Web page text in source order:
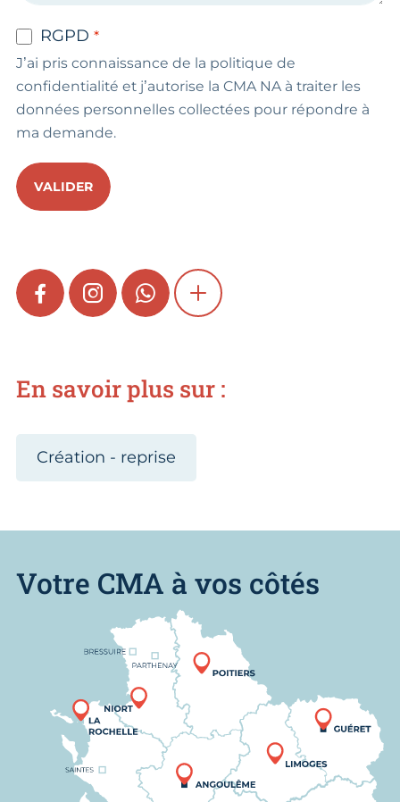
RGPD
J’ai pris connaissance de la politique de
confidentialité et j’autorise la CMA NA à traiter les
données personnelles collectées pour répondre à
ma demande.
VALIDER
FACEBOOKINSTAGRAMWHATSAPPSHOW MORE
En savoir plus sur :
Création - reprise
Votre CMA à vos côtés